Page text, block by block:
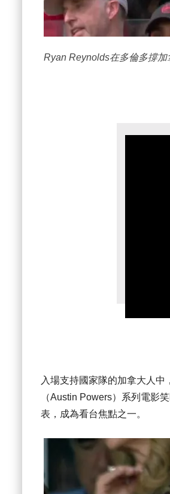
Ryan Reynolds在多倫多撐加
入場支持國家隊的加拿大人
（Austin Powers）系列電影
表，成為看台焦點之一。